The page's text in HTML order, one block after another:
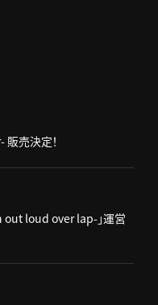
販売決定！
out loud over lap-」運営